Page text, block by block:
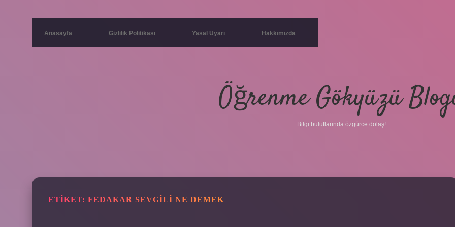
Anasayfa Gizlilik Politikası Yasal Uyarı Hakkımızda
Öğrenme Gökyüzü
Bilgi bulutlarında özgürce dolaş!
ETIKET: FEDAKAR SEVGILI NE DEMEK